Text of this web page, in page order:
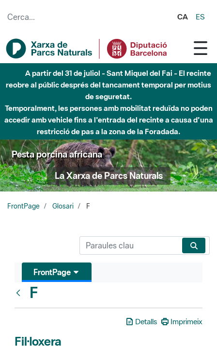
CA ES
A partir del 31 de juliol - Sant Miquel del Fai - El recinte
reobre al públic després del tancament temporal per motius
de seguretat.
Temporalment, les persones amb mobilitat reduïda no poden
accedir amb vehicle fins a l'entrada del recinte a causa d'una
restricció de pas a la zona de la Foradada.
Pesta porcina africana
La Xarxa de Parcs Naturals
FrontPage Glosari F
FrontPage
F
Detalls Imprimeix
Fil·loxera